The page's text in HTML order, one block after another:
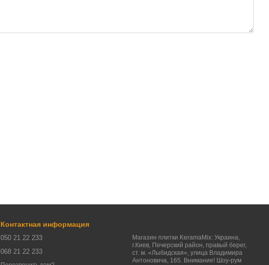
Контактная информация
050 21 22 233
068 21 22 233
Магазин плитки KeramaMix: Украина,
г.Киев, Печерский район, правый берег,
ст. м. «Лыбидская», улица Владимира
Антоновича, 165. Внимание! Шоу-рум